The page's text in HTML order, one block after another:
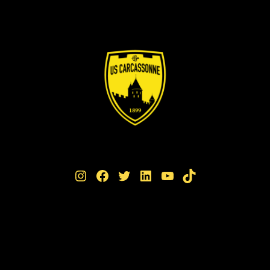
Instagram Facebook Twitter LinkedIn YouTube TikTok